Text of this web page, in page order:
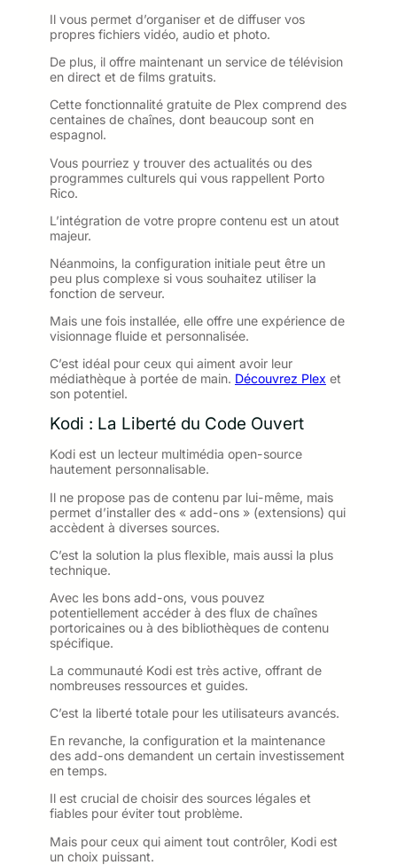
Il vous permet d’organiser et de diffuser vos
propres fichiers vidéo, audio et photo.
De plus, il offre maintenant un service de télévision
en direct et de films gratuits.
Cette fonctionnalité gratuite de Plex comprend des
centaines de chaînes, dont beaucoup sont en
espagnol.
Vous pourriez y trouver des actualités ou des
programmes culturels qui vous rappellent Porto
Rico.
L’intégration de votre propre contenu est un atout
majeur.
Néanmoins, la configuration initiale peut être un
peu plus complexe si vous souhaitez utiliser la
fonction de serveur.
Mais une fois installée, elle offre une expérience de
visionnage fluide et personnalisée.
C’est idéal pour ceux qui aiment avoir leur
médiathèque à portée de main. Découvrez Plex et
son potentiel.
Kodi : La Liberté du Code Ouvert
Kodi est un lecteur multimédia open-source
hautement personnalisable.
Il ne propose pas de contenu par lui-même, mais
permet d’installer des « add-ons » (extensions) qui
accèdent à diverses sources.
C’est la solution la plus flexible, mais aussi la plus
technique.
Avec les bons add-ons, vous pouvez
potentiellement accéder à des flux de chaînes
portoricaines ou à des bibliothèques de contenu
spécifique.
La communauté Kodi est très active, offrant de
nombreuses ressources et guides.
C’est la liberté totale pour les utilisateurs avancés.
En revanche, la configuration et la maintenance
des add-ons demandent un certain investissement
en temps.
Il est crucial de choisir des sources légales et
fiables pour éviter tout problème.
Mais pour ceux qui aiment tout contrôler, Kodi est
un choix puissant.